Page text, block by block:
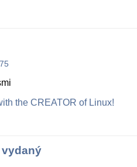
the CREATOR of Linux!
vydaný